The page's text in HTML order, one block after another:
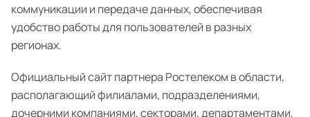
коммуникации и передаче данных, обеспечивая
удобство работы для пользователей в разных
регионах.
Официальный сайт партнера Ростелеком в области,
располагающий филиалами, подразделениями,
дочерними компаниями, секторами, департаментами,